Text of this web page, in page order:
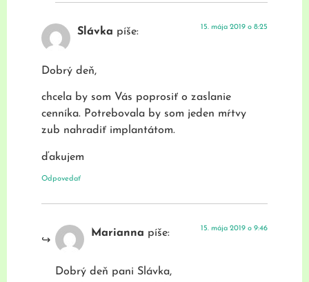
Slávka píše: 15. mája 2019 o 8:25
Dobrý deň,
chcela by som Vás poprosiť o zaslanie
cenníka. Potrebovala by som jeden mŕtvy
zub nahradiť implantátom.
ďakujem
Odpovedať
Marianna píše: 15. mája 2019 o 9:46
Dobrý deň pani Slávka,